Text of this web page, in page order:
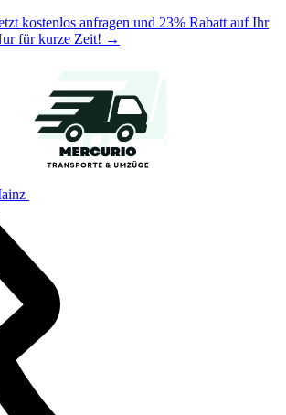
kostenlos anfragen und 23% Rabatt auf Ihr
für kurze Zeit! →